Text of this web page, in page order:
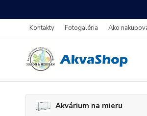
Kontakty Fotogaléria Ako
Akvárium na mieru